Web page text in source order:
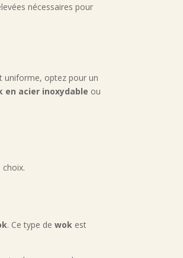
nécessaires pour
uniforme, optez pour un
en acier inoxydable ou
. Ce type dewok est